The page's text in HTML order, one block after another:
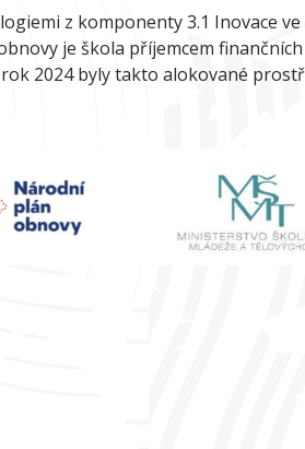
z komponenty 3.1 Inovace ve
je škola příjemcem finančních
2024 byly takto alokované